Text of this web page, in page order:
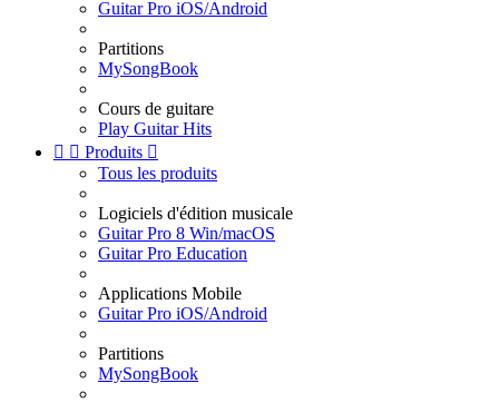
Guitar Pro iOS/Android
Partitions
MySongBook
Cours de guitare
Play Guitar Hits
  Produits 
Tous les produits
Logiciels d'édition musicale
Guitar Pro 8 Win/macOS
Guitar Pro Education
Applications Mobile
Guitar Pro iOS/Android
Partitions
MySongBook